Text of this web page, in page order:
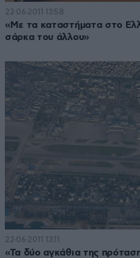
22·06·2011 13:58
«Με τα καταστήματα στο
σάρκα του άλλου»
22·06·2011 13:11
«Τα δύο αγκάθια της